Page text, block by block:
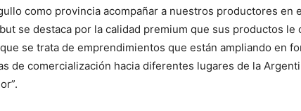
como provincia acompañar a nuestros productores en
se destaca por la calidad premium que sus productos le
se trata de emprendimientos que están ampliando en
de comercialización hacia diferentes lugares de la